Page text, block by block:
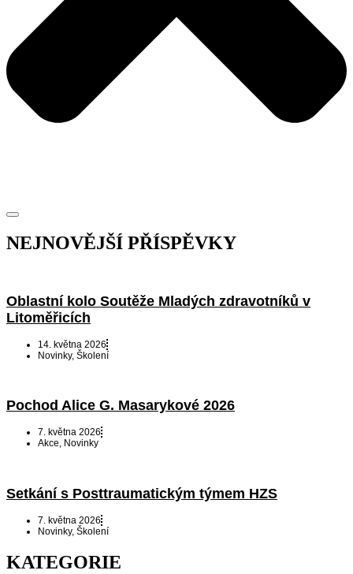
NEJNOVĚJŠÍ PŘÍSPĚVKY
Oblastní kolo Soutěže Mladých zdravotníků v
Litoměřicích
14. května 2026
Novinky, Školení
Pochod Alice G. Masarykové 2026
7. května 2026
Akce, Novinky
Setkání s Posttraumatickým týmem HZS
7. května 2026
Novinky, Školení
KATEGORIE